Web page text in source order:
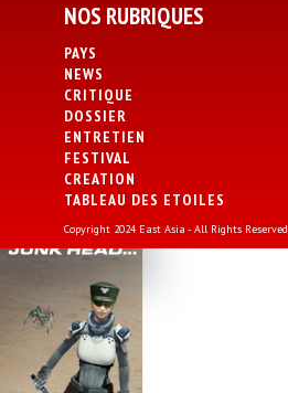
NOS RUBRIQUES
PAYS
NEWS
CRITIQUE
DOSSIER
ENTRETIEN
FESTIVAL
CREATION
TABLEAU DES ETOILES
Copyright 2024 East Asia - All Rights Reserved